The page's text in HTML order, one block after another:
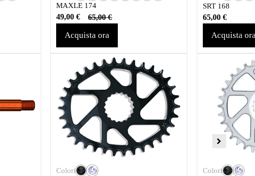
MAXLE 174
65,00€
49,00€
Acquista ora
SRT 168
65,00 €
Acquista
Colori Colori